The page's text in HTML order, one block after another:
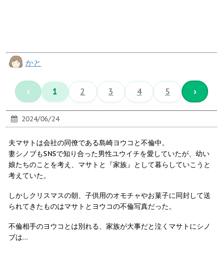
かと
‹ 1 2 3 4 5 ›
2024/06/24
夫マサトは会社の同僚である島崎ヨウコと不倫中。
妻シノブもSNSで知り合った男性ユウイチを愛していたが、幼い
娘たちのことを考え、マサトと『家族』として暮らしていこうと
考えていた。
しかしクリスマスの朝、子供用のオモチャやお菓子に同封して送
られてきたものはマサトとヨウコの不倫写真だった。
不倫相手のヨウコとは別れる、家族が大事だと泣くマサトにシノ
ブは…